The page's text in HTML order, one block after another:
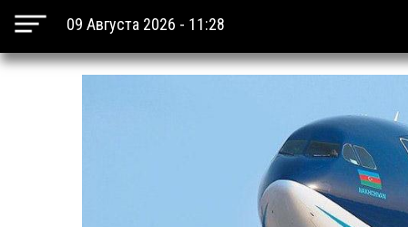
09 Августа 2026 - 11:28